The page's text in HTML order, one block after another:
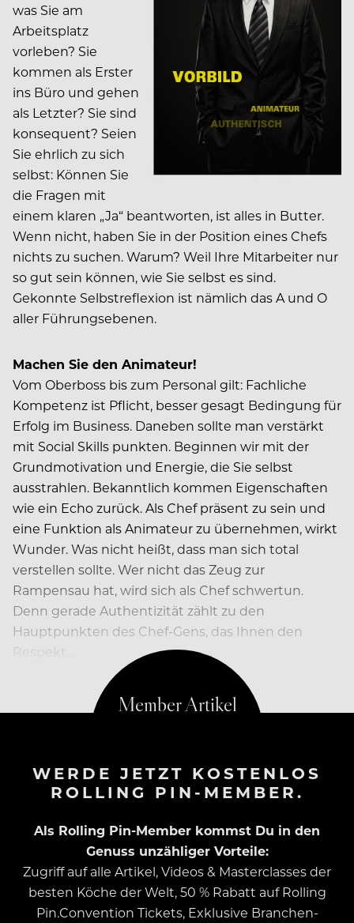
was Sie am
Arbeitsplatz
vorleben? Sie
kommen als Erster
ins Büro und gehen
als Letzter? Sie sind
konsequent? Seien
Sie ehrlich zu sich
selbst: Können Sie
die Fragen mit
einem klaren „Ja“ beantworten, ist alles in Butter.
Wenn nicht, haben Sie in der Position eines Chefs
nichts zu suchen. Warum? Weil Ihre Mitarbeiter nur
so gut sein können, wie Sie selbst es sind.
Gekonnte Selbstreflexion ist nämlich das A und O
aller Führungsebenen.
Machen Sie den Animateur!
Vom Oberboss bis zum Personal gilt: Fachliche
Kompetenz ist Pflicht, besser gesagt Bedingung für
Erfolg im Business. Daneben sollte man verstärkt
mit Social Skills punkten. Beginnen wir mit der
Grundmotivation und Energie, die Sie selbst
ausstrahlen. Bekanntlich kommen Eigenschaften
wie ein Echo zurück. Als Chef präsent zu sein und
eine Funktion als Animateur zu übernehmen, wirkt
Wunder. Was nicht heißt, dass man sich total
verstellen sollte. Wer nicht das Zeug zur
Rampensau hat, wird sich als Chef schwertun.
Denn gerade Authentizität zählt zu den
Hauptpunkten des Chef-Gens, das Ihnen den
Respekt…
WERDE JETZT KOSTENLOS
ROLLING PIN-MEMBER.
Als Rolling Pin-Member kommst Du in den
Genuss unzähliger Vorteile:
Zugriff auf alle Artikel, Videos & Masterclasses der
besten Köche der Welt, 50 % Rabatt auf Rolling
Pin.Convention Tickets, Exklusive Branchen-